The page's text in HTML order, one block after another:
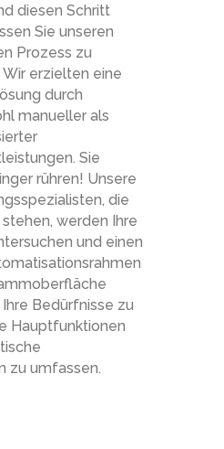
diesen Schritt
Sie unseren
Prozess zu
erzielten eine
durch
manueller als
Sie
rühren! Unsere
die
werden Ihre
und einen
Bedürfnisse zu
Hauptfunktionen
zu umfassen.